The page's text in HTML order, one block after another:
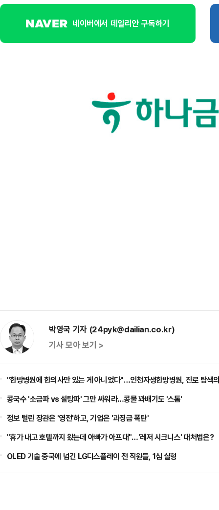
네이버에서 데일리안 구독하기
박영국 기자 (24pyk@dailian.co.kr)
기사 모아 보기 >
"한방병원에 한의사만 있는 게 아니었다"…인천자생한방병원, 진로 탐색
콩국수 '소금파 vs 설탕파' 그만 싸워라…콩물 꽈배기도 '스톱'
정보 털린 장관은 '영전'하고, 기업은 '과징금 폭탄'
"휴가 내고 호텔까지 왔는데 아빠가 아프대"…'레저 시크니스' 대처법은?
OLED 기술 중국에 넘긴 LG디스플레이 전 직원들, 1심 실형